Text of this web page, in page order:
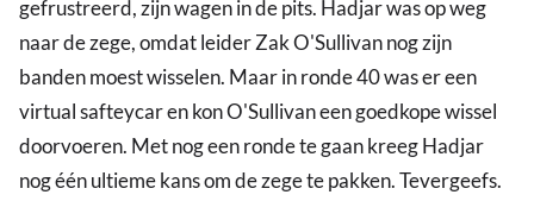
gefrustreerd, zijn wagen in de pits. Hadjar was op weg
naar de zege, omdat leider Zak O'Sullivan nog zijn
banden moest wisselen. Maar in ronde 40 was er een
virtual safteycar en kon O'Sullivan een goedkope wissel
doorvoeren. Met nog een ronde te gaan kreeg Hadjar
nog één ultieme kans om de zege te pakken. Tevergeefs.